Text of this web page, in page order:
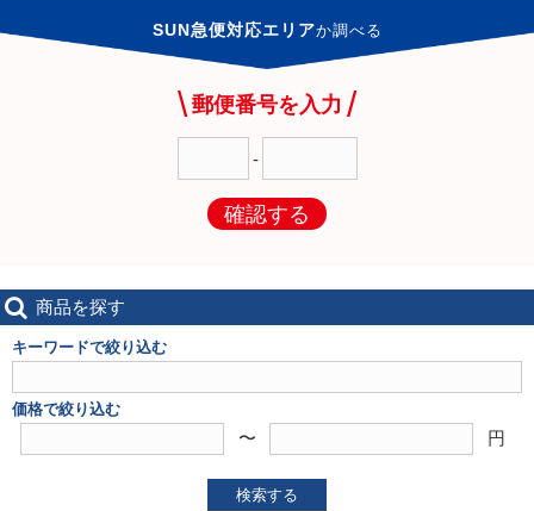
SUN急便対応エリアか調べる
郵便番号を入力
-
確認する
商品を探す
キーワードで絞り込む
価格で絞り込む
〜 円
検索する